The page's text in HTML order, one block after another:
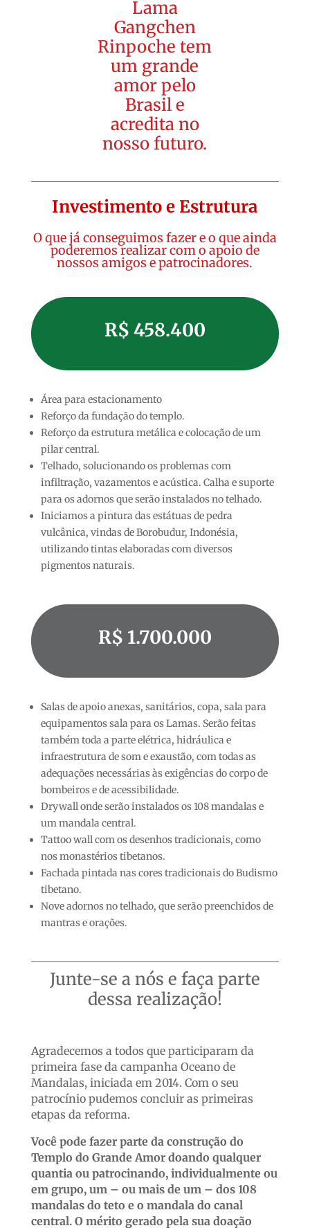
Lama
Gangchen
Rinpoche tem
um grande
amor pelo
Brasil e
acredita no
nosso futuro.
Investimento e Estrutura
O que já conseguimos fazer e o que ainda
poderemos realizar com o apoio de
nossos amigos e patrocinadores.
R$ 458.400
Área para estacionamento
Reforço da fundação do templo.
Reforço da estrutura metálica e colocação de um
pilar central.
Telhado, solucionando os problemas com
infiltração, vazamentos e acústica. Calha e suporte
para os adornos que serão instalados no telhado.
Iniciamos a pintura das estátuas de pedra
vulcânica, vindas de Borobudur, Indonésia,
utilizando tintas elaboradas com diversos
pigmentos naturais.
R$ 1.700.000
Salas de apoio anexas, sanitários, copa, sala para
equipamentos sala para os Lamas. Serão feitas
também toda a parte elétrica, hidráulica e
infraestrutura de som e exaustão, com todas as
adequações necessárias às exigências do corpo de
bombeiros e de acessibilidade.
Drywall onde serão instalados os 108 mandalas e
um mandala central.
Tattoo wall com os desenhos tradicionais, como
nos monastérios tibetanos.
Fachada pintada nas cores tradicionais do Budismo
tibetano.
Nove adornos no telhado, que serão preenchidos de
mantras e orações.
Junte-se a nós e faça parte
dessa realização!
Agradecemos a todos que participaram da
primeira fase da campanha Oceano de
Mandalas, iniciada em 2014. Com o seu
patrocínio pudemos concluir as primeiras
etapas da reforma.
Você pode fazer parte da construção do
Templo do Grande Amor doando qualquer
quantia ou patrocinando, individualmente ou
em grupo, um – ou mais de um – dos 108
mandalas do teto e o mandala do canal
central. O mérito gerado pela sua doação